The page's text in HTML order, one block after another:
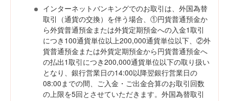
インターネットバンキングでのお取引は、外国為替
取引（通貨の交換）を伴う場合、①円貨普通預金か
ら外貨普通預金または外貨定期預金への入金1取引
につき100通貨単位以上200,000通貨単位以下、②外
貨普通預金または外貨定期預金から円貨普通預金へ
の払出1取引につき200,000通貨単位以下の取り扱い
となり、銀行営業日の14:00以降翌銀行営業日の
08:00までの間、ご入金・ご出金合算のお取引回数
の上限を5回とさせていただきます。外国為替取引